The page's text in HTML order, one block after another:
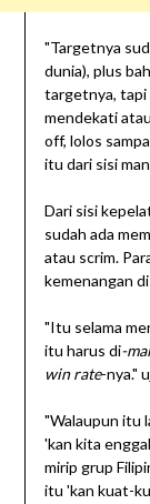
"Targetnya
dunia), plus
targetnya, tapi
mendekati
off, lolos
itu dari sisi
Dari sisi
sudah ada
atau scrim.
kemenangan
"Itu selama
itu harus di-
win rate-nya."
"Walaupun itu
'kan kita
mirip grup
itu 'kan kuat-